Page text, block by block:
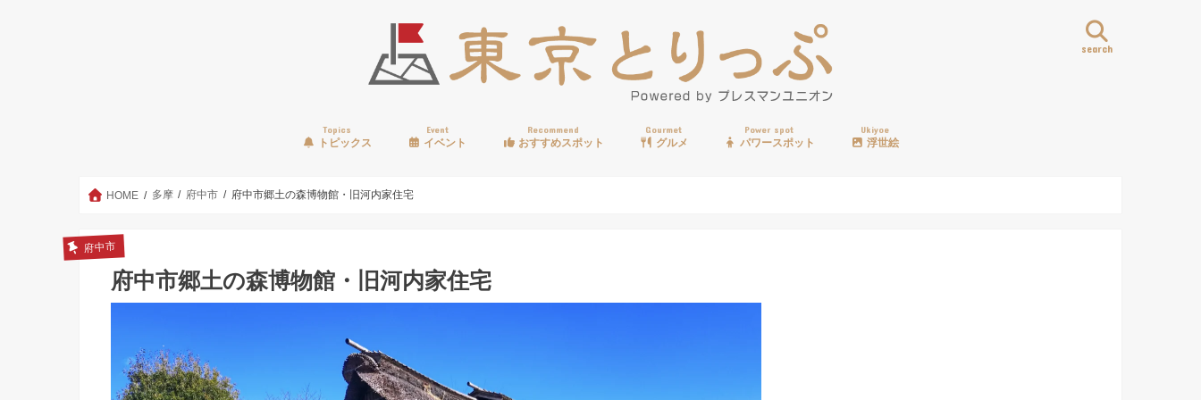
search
Topics
トピックス
Event
イベント
Recommend
おすすめスポット
Gourmet
グルメ
Power spot
パワースポット
Ukiyoe
浮世絵
HOME 多摩 府中市 府中市郷土の森博物館・旧河内家住宅
府中市
府中市郷土の森博物館・旧河内家住宅